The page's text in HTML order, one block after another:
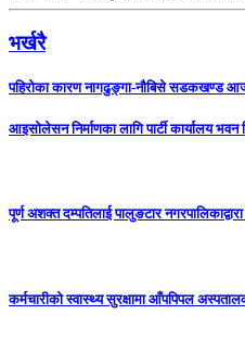
भर्खरै
पहिरोका कारण नागढुङ्गा-नौबिसे सडकखण्ड
आइसाेलेसन निर्माणका लागि पार्टी कार्यालय
पूर्ण अशक्त दम्पतिलाई पालुङटार
कर्मचारीको स्वास्थ्य सुरक्षामा आँपपिपल